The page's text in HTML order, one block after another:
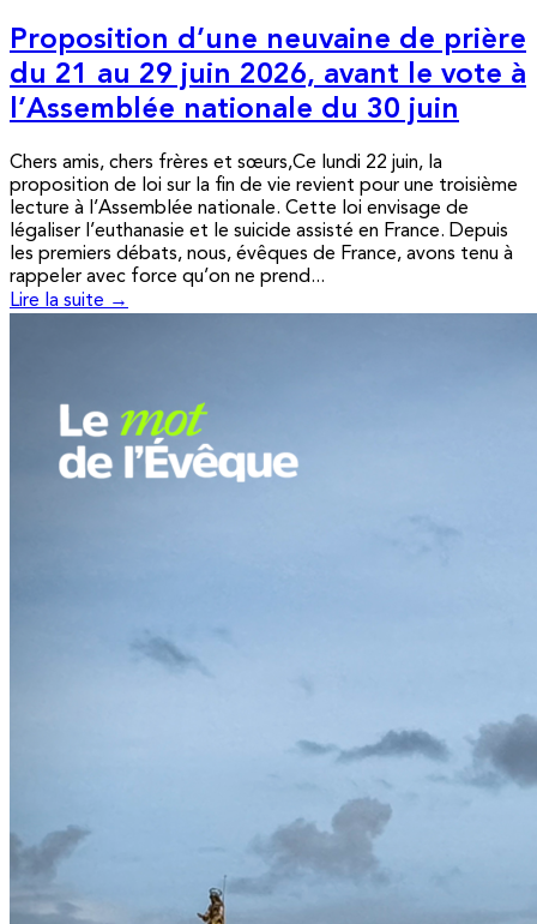
Proposition d’une neuvaine de prière
du 21 au 29 juin 2026, avant le vote à
l’Assemblée nationale du 30 juin
Chers amis, chers frères et sœurs,Ce lundi 22 juin, la
proposition de loi sur la fin de vie revient pour une troisième
lecture à l’Assemblée nationale. Cette loi envisage de
légaliser l’euthanasie et le suicide assisté en France. Depuis
les premiers débats, nous, évêques de France, avons tenu à
rappeler avec force qu’on ne prend...
Lire la suite →